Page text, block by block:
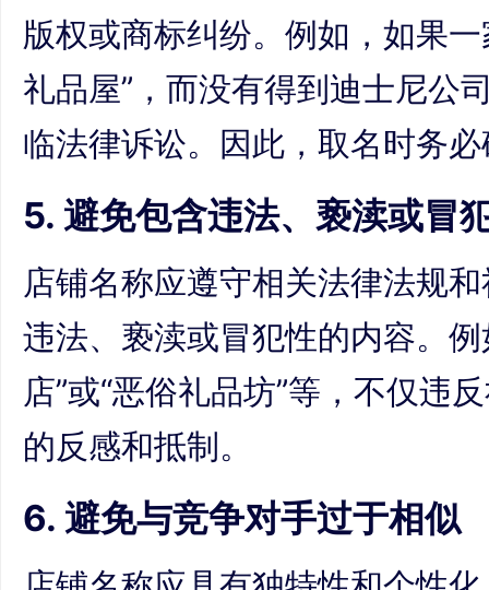
版权或商标纠纷。例如，如果
礼品屋”，而没有得到迪士尼公
临法律诉讼。因此，取名时务
5. 避免包含违法、亵渎或冒
店铺名称应遵守相关法律法规
违法、亵渎或冒犯性的内容。
店”或“恶俗礼品坊”等，不仅违
的反感和抵制。
6. 避免与竞争对手过于相似